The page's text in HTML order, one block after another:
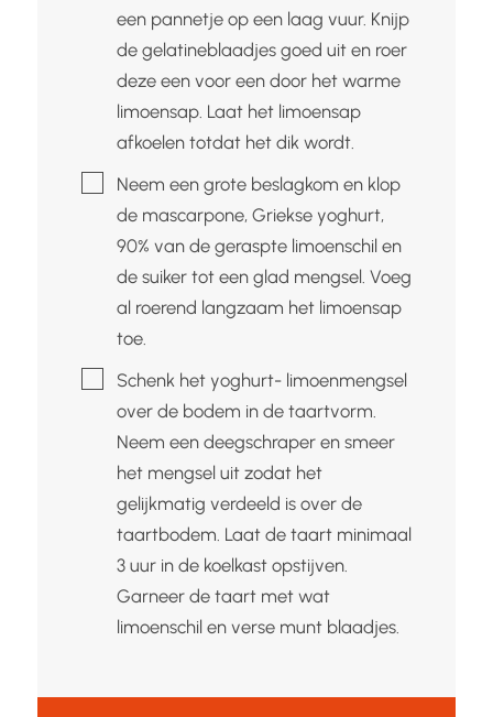
een pannetje op een laag vuur. Knijp
de gelatineblaadjes goed uit en roer
deze een voor een door het warme
limoensap. Laat het limoensap
afkoelen totdat het dik wordt.
▢Neem een grote beslagkom en klop
de mascarpone, Griekse yoghurt,
90% van de geraspte limoenschil en
de suiker tot een glad mengsel. Voeg
al roerend langzaam het limoensap
toe.
▢Schenk het yoghurt- limoenmengsel
over de bodem in de taartvorm.
Neem een deegschraper en smeer
het mengsel uit zodat het
gelijkmatig verdeeld is over de
taartbodem. Laat de taart minimaal
3 uur in de koelkast opstijven.
Garneer de taart met wat
limoenschil en verse munt blaadjes.